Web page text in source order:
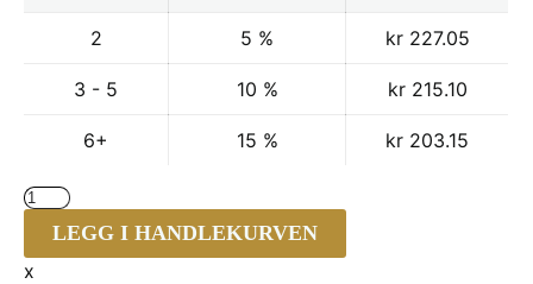
2 5 % kr227.05
3 - 5 10 % kr215.10
6+ 15 % kr 203.15
Apigenin
mg
LEGG I HANDLEKURVEN
x